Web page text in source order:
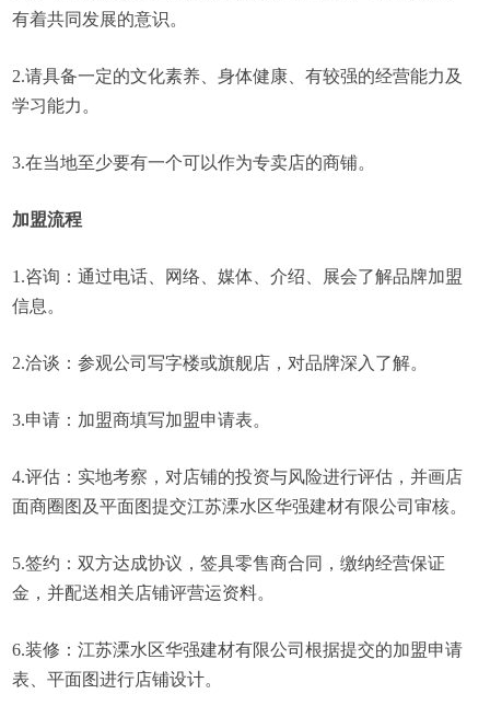
有着共同发展的意识。
2.请具备一定的文化素养、身体健康、有较强的经营能力及
学习能力。
3.在当地至少要有一个可以作为专卖店的商铺。
加盟流程
1.咨询：通过电话、网络、媒体、介绍、展会了解品牌加盟
信息。
2.洽谈：参观公司写字楼或旗舰店，对品牌深入了解。
3.申请：加盟商填写加盟申请表。
4.评估：实地考察，对店铺的投资与风险进行评估，并画店
面商圈图及平面图提交江苏溧水区华强建材有限公司审核。
5.签约：双方达成协议，签具零售商合同，缴纳经营保证
金，并配送相关店铺评营运资料。
6.装修：江苏溧水区华强建材有限公司根据提交的加盟申请
表、平面图进行店铺设计。